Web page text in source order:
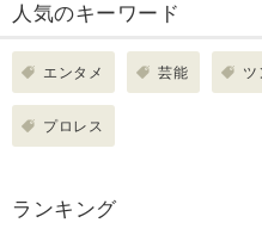
人気のキーワード
エンタメ 芸能 ツ
プロレス
ランキング